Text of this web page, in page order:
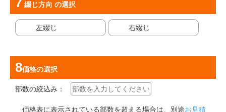
綴じ方向 の選択
左綴じ 右綴じ
価格の選択
部数の絞込み：
価格表に表示されている部数を超える場合は、別途お見積